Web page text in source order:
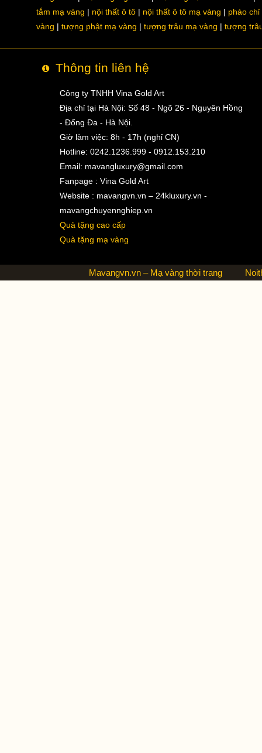
tắm mạ vàng
nội thất ô tô nội thất ô tô mạ vàng
phào chỉ
vàng
tượng phật mạ vàng tượng trâu mạ vàng tượng
Thông tin liên hệ
Công ty TNHH Vina Gold Art
Địa chỉ tại Hà Nội: Số 48 - Ngõ 26 - Nguyên Hồng
- Đống Đa - Hà Nội.
Giờ làm việc: 8h - 17h (nghỉ CN)
Hotline: 0242.1236.999 - 0912.153.210
Email: mavangluxury@gmail.com
Fanpage : Vina Gold Art
Website : mavangvn.vn – 24kluxury.vn -
mavangchuyennghiep.vn
Quà tặng cao cấp
Quà tặng mạ vàng
Mavangvn.vn – Mạ vàng thời trang